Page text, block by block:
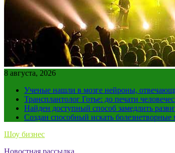
8 августа, 2026
Ученые нашли в мозге нейроны,
Трансплантолог Готье: до печати
Найден доступный способ замедлить
Создан способный искать
Шоу бизнес
Новостная рассылка